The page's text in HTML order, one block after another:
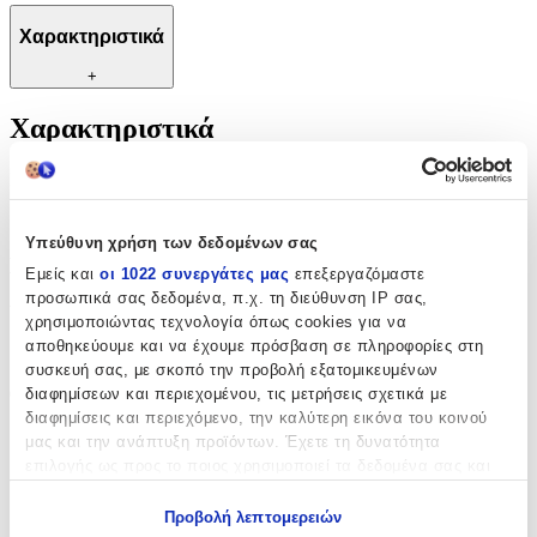
Υπεύθυνη χρήση των δεδομένων σας
Εμείς και οι 1022 συνεργάτες μας επεξεργαζόμαστε
προσωπικά σας δεδομένα, π.χ. τη διεύθυνση IP σας,
χρησιμοποιώντας τεχνολογία όπως cookies για να
αποθηκεύουμε και να έχουμε πρόσβαση σε πληροφορίες στη
συσκευή σας, με σκοπό την προβολή εξατομικευμένων
διαφημίσεων και περιεχομένου, τις μετρήσεις σχετικά με
διαφημίσεις και περιεχόμενο, την καλύτερη εικόνα του κοινού
μας και την ανάπτυξη προϊόντων. Έχετε τη δυνατότητα
Προβολή λεπτομερειών
Χαρακτηριστικά
+
Χαρακτηριστικά
Κατασκευαστής
Βασικά Χαρακτηριστικά
Υλικό
Ασήμι
Cuban:
Όχι
Χρώμα Υλικού: